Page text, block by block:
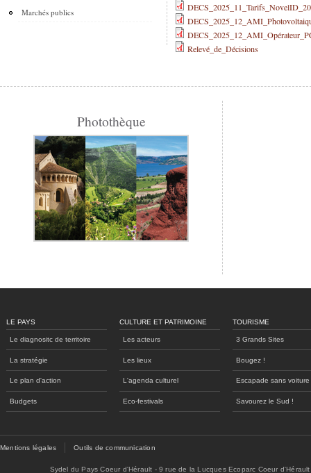
Marchés publics
Relevé_de_Décisions
Photothèque
LE PAYS
Le diagnositc de territoire
La stratégie
Le plan d'action
Budgets
CULTURE ET PATRIMOINE
Les acteurs
Les lieux
L'agenda culturel
Eco-festivals
TOURISME
3 Grands Sites
Bougez !
Escapade sans voiture
Savourez le Sud !
Mentions légales Outils de communication
Sydel du Pays Coeur d'Hérault - 9 rue de la Lucques Ecoparc Coeur